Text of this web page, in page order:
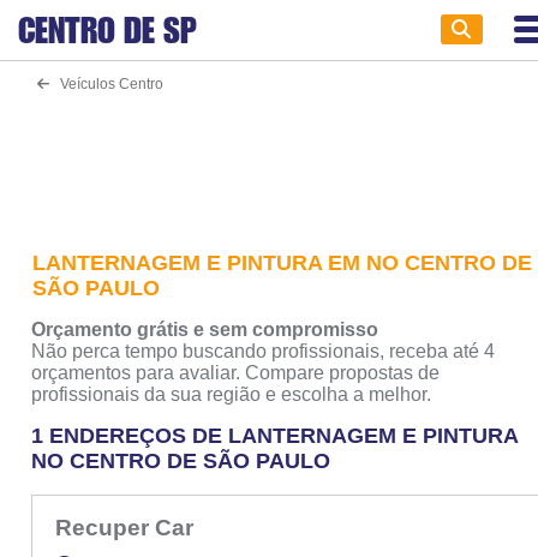
CENTRO DE SP
Veículos Centro
LANTERNAGEM E PINTURA EM NO CENTRO DE
SÃO PAULO
Orçamento grátis e sem compromisso
Não perca tempo buscando profissionais, receba até 4
orçamentos para avaliar. Compare propostas de
profissionais da sua região e escolha a melhor.
1 ENDEREÇOS DE LANTERNAGEM E PINTURA
NO CENTRO DE SÃO PAULO
Recuper Car